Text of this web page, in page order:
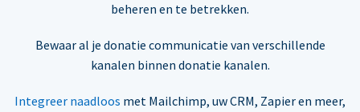
beheren en te betrekken.
Bewaar al je donatie communicatie van verschillende
kanalen binnen donatie kanalen.
Integreer naadloos met Mailchimp, uw CRM, Zapier en meer,